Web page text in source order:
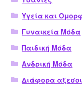
Υγεία και
Γυναικεία Μόδα
Παιδική Μόδα
Ανδρική Μόδα
Διάφορα